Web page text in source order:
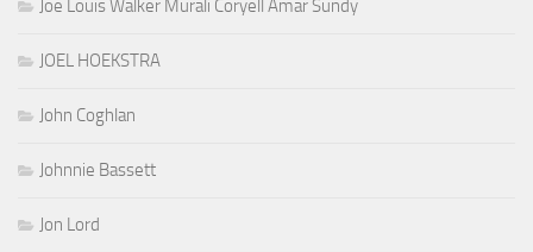
Joe Louis Walker Murali Coryell Amar Sundy
JOEL HOEKSTRA
John Coghlan
Johnnie Bassett
Jon Lord